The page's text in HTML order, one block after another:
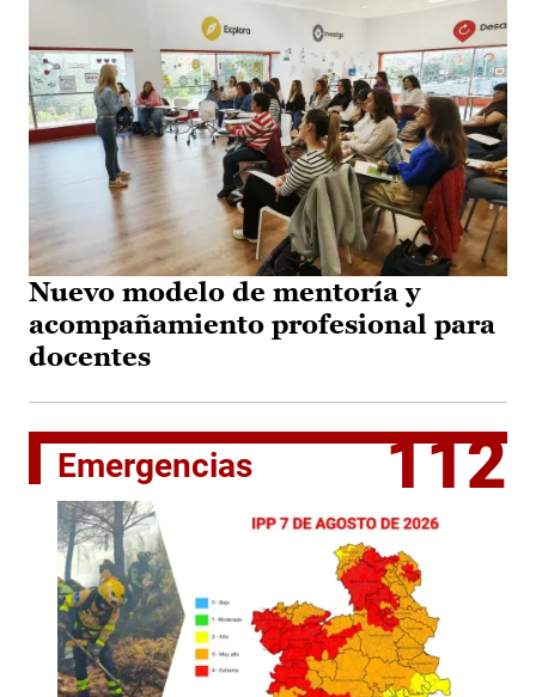
Nuevo modelo de mentoría y
acompañamiento profesional para
docentes
Emergencias 112